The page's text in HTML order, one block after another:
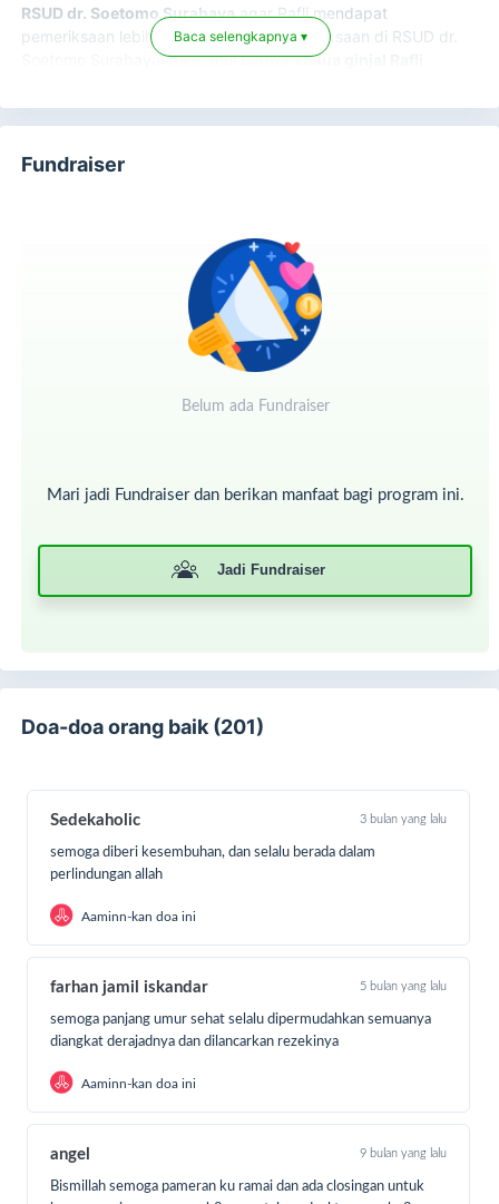
RSUD dr. Soetomo Surabayaagar Rafli mendapat
pemeriksaan lebih lanjut. Dari hasil pemeriksaan di RSUD dr.
Soetomo Surabaya, diketahui bahwakedua ginjal Rafli
mengkonsumsi makanan cepat saji.
(HD) atau cuci darah 2 kali dalam satu pekan, dan rutin
membutuhkan biaya yang tidak sedikit. Sedangkan
ekonomi keluarga Rafli tidaklah baik.Ibunda Raffi yang
berjualan di kantin sekolahterpaksa tidak dapat bekerja
karena harus merawat putranya yang sedang sakit. Dan
ayahnya bekerja serabutan dengan penghasilan tak
Alhamdulillah Rafli dipertemukan dengan Sedekah
cukup padat, kini Rafli juga tinggal di RSSR Surabaya.
Rafli singgah di rumah singgah SR Surabaya
pusing, tak pernah merasa sesak dan kejang-kejang,
Baca selengkapnya ▾
Fundraiser
Belum ada Fundraiser
Mari jadi Fundraiser dan berikan manfaat bagi program ini.
Jadi Fundraiser
Doa-doa orang baik (201)
Sedekaholic 3 bulan yang lalu
semoga diberi kesembuhan, dan selalu berada dalam
perlindungan allah
Aaminn-kan doa ini
farhan jamil iskandar 5 bulan yang lalu
semoga panjang umur sehat selalu dipermudahkan semuanya
diangkat derajadnya dan dilancarkan rezekinya
Aaminn-kan doa ini
angel 9 bulan yang lalu
Bismillah semoga pameran ku ramai dan ada closingan untuk